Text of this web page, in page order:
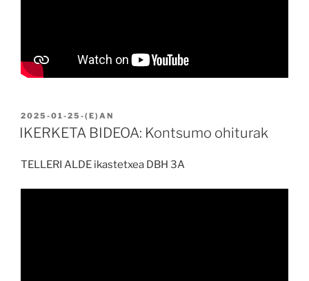
2025-01-25 -(E)AN
IKERKETA BIDEOA: Kontsumo ohiturak
TELLERI ALDE ikastetxea DBH 3A